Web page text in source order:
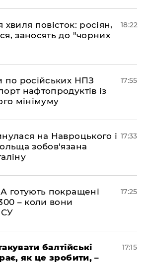
повісток: росіян,
заносять до "чорних
18:22
по російських НПЗ
нафтопродуктів із
мінімуму
17:55
на Навроцького і
зобов'язана
17:33
готують покращені
– коли вони
17:25
балтійські
як це зробити, –
17:15